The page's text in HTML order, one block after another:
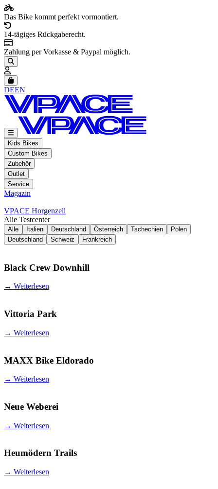
Das Bike kommt perfekt vormontiert.
14-tägiges Rückgaberecht.
Zahlung per Vorkasse & Paypal möglich.
Artikel im Warenkorb, Warenkorb anzeigen
DEEN
Kids Bikes
Custom Bikes
Zubehör
Outlet
Service
Magazin
VPACE Horgenzell
Alle Testcenter
Alle Italien Deutschland Österreich Tschechien
Polen
Deutschland
Schweiz Frankreich
Black Crew Downhill
→ Weiterlesen
Vittoria Park
→ Weiterlesen
MAXX Bike Eldorado
→ Weiterlesen
Neue Weberei
→ Weiterlesen
Heumödern Trails
→ Weiterlesen